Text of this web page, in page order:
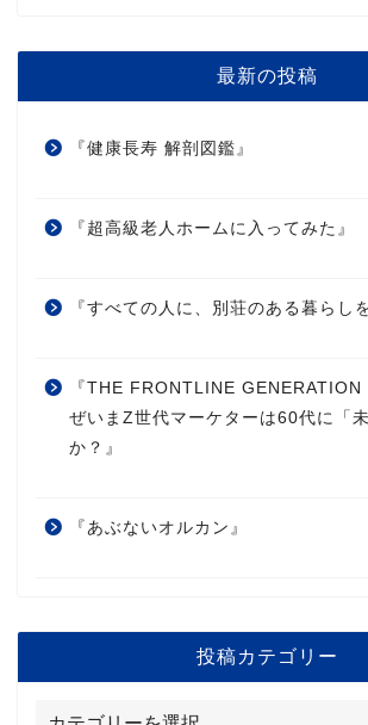
最新の投稿
『健康長寿 解剖図鑑』
『超高級老人ホームに入ってみた』
『すべての人に、別荘のある暮らしを
『THE FRONTLINE GENERATION
ぜいまZ世代マーケターは60代に「
か？』
『あぶないオルカン』
投稿カテゴリー